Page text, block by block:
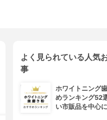
よく見られている人気
事
ホワイトニング
めランキング52
い市販品を中心に